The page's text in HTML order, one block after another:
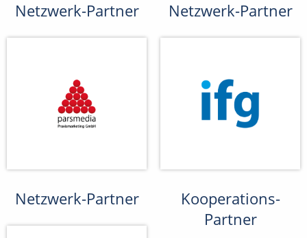
Netzwerk-Partner Netzwerk-Partner
Netzwerk-Partner
Kooperations-
Partner